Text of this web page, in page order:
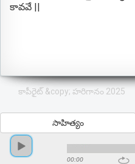
కావవే ||
కాపీరైట్ &copy; హరిగానం 2025
సాహిత్యం
00:00